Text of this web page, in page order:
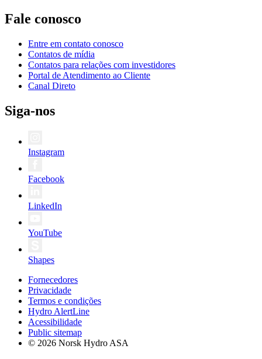
Fale conosco
Entre em contato conosco
Contatos de mídia
Contatos para relações com investidores
Portal de Atendimento ao Cliente
Canal Direto
Siga-nos
Instagram
Facebook
LinkedIn
YouTube
Shapes
Fornecedores
Privacidade
Termos e condições
Hydro AlertLine
Acessibilidade
Public sitemap
© 2026 Norsk Hydro ASA